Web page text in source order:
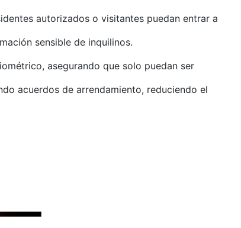
autorizados o visitantes puedan entrar a
sensible de inquilinos.
asegurando que solo puedan ser
acuerdos de arrendamiento, reduciendo el